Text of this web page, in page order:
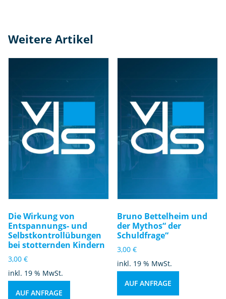
Weitere Artikel
Die Wirkung von
Entspannungs- und
Selbstkontrollübungen
bei stotternden Kindern
3,00 €
inkl. 19 % MwSt.
AUF ANFRAGE
Bruno Bettelheim und
der Mythos“ der
Schuldfrage“
3,00€
inkl. 19 % MwSt.
AUF ANFRAGE